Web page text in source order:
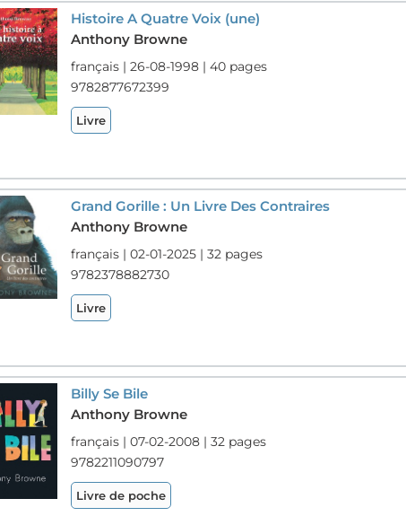
Histoire A Quatre Voix (une)
Anthony Browne
français | 26-08-1998 | 40 pages
9782877672399
Livre
Grand Gorille : Un Livre Des Contraires
Anthony Browne
français | 02-01-2025 | 32 pages
9782378882730
Livre
Billy Se Bile
Anthony Browne
français | 07-02-2008 | 32 pages
9782211090797
Livre de poche